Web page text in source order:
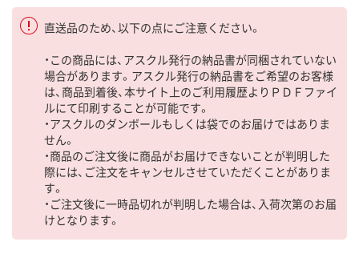
直送品のため、以下の点にご注意ください。
・この商品には、アスクル発行の納品書が同梱されていない
場合があります。アスクル発行の納品書をご希望のお客様
は、商品到着後、本サイト上のご利用履歴よりＰＤＦファイ
ルにて印刷することが可能です。
・アスクルのダンボールもしくは袋でのお届けではありま
せん。
・商品のご注文後に商品がお届けできないことが判明した
際には、ご注文をキャンセルさせていただくことがありま
す。
・ご注文後に一時品切れが判明した場合は、入荷次第のお届
けとなります。